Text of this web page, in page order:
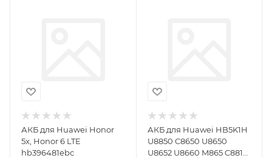
АКБ для Huawei Honor
5x, Honor 6 LTE
hb396481ebc
АКБ для Huawei HB5K1H
U8850 C8650 U8650
U8652 U8660 M865 C8810